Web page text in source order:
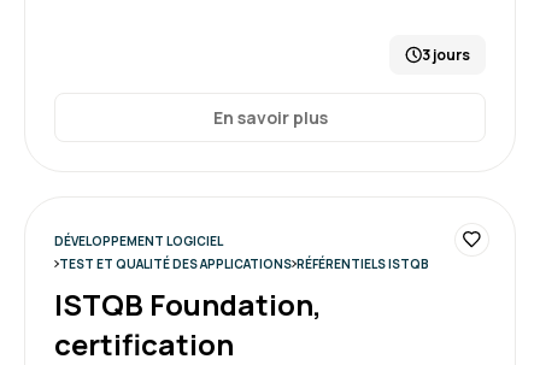
3 jours
En savoir plus
DÉVELOPPEMENT LOGICIEL
TEST ET QUALITÉ DES APPLICATIONS RÉFÉRENTIELS ISTQB
ISTQB Foundation,
certification